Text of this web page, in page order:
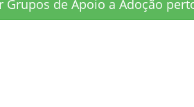
de Apoio a Adoção